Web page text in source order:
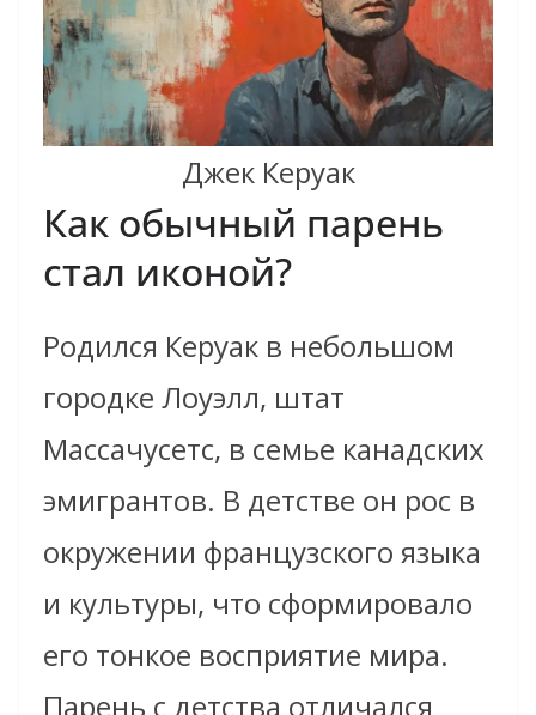
Джек Керуак
Как обычный парень
стал иконой?
Родился Керуак в небольшом
городке Лоуэлл, штат
Массачусетс, в семье канадских
эмигрантов. В детстве он рос в
окружении французского языка
и культуры, что сформировало
его тонкое восприятие мира.
Парень с детства отличался